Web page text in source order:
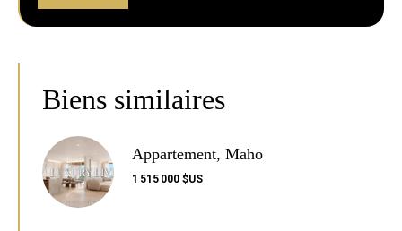
Biens similaires
Appartement, Maho
1 515 000 $US